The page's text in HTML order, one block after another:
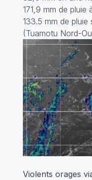
171,9 mm de pluie
133.5 mm de pluie
(Tuamotu Nord-
Violents orages